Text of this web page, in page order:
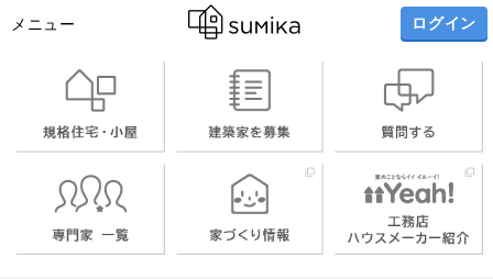
メニュー ログイン